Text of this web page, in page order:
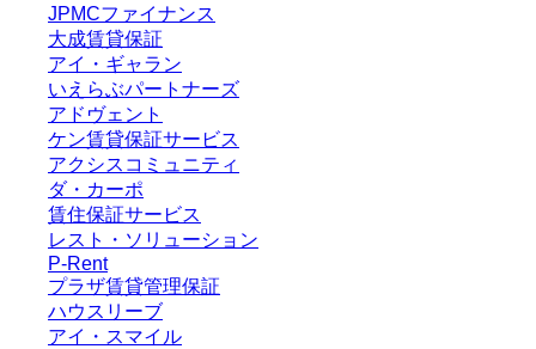
JPMCファイナンス
大成賃貸保証
アイ・ギャラン
いえらぶパートナーズ
アドヴェント
ケン賃貸保証サービス
アクシスコミュニティ
ダ・カーポ
賃住保証サービス
レスト・ソリューション
P-Rent
プラザ賃貸管理保証
ハウスリーブ
アイ・スマイル